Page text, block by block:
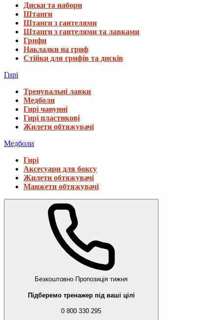
Диски та набори
Штанги
Штанги з гантелями
Штанги з гантелями та лавками
Грифи
Накладки на гриф
Стійки для грифів та дисків
Гирі
Тренувальні лавки
Медболи
Гирі чавунні
Гирі пластикові
Жилети обтяжувачі
Медболи
Гирі
Аксесуари для боксу
Жилети обтяжувачі
Манжети обтяжувачі
Безкоштовно Пропозиція тижня
Підберемо тренажер під ваші цілі
0 800 330 295